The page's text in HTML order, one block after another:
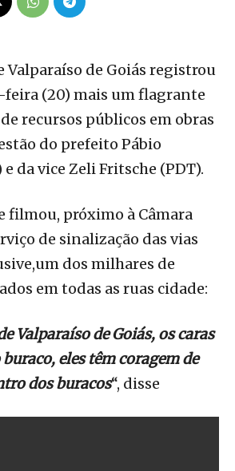
Valparaíso de Goiás registrou
feira (20) mais um flagrante
recursos públicos em obras
do prefeito Pábio
da vice Zeli Fritsche (PDT).
filmou, próximo à Câmara
de sinalização das vias
dos milhares de
em todas as ruas cidade:
Valparaíso de Goiás, os caras
eles têm coragem de
dos buracos“, disse